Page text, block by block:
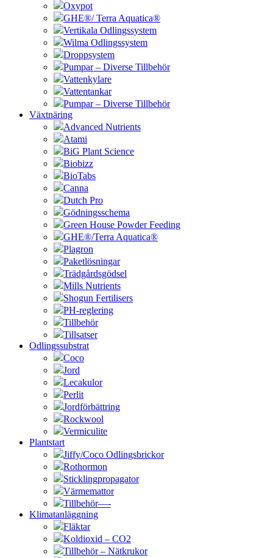
Oxypot
GHE®/ Terra Aquatica®
Vertikala Odlingssystem
Wilma Odlingssystem
Droppsystem
Pumpar – Diverse Tillbehör
Vattenkylare
Vattentankar
Pumpar – Diverse Tillbehör
Växtnäring
Advanced Nutrients
Atami
BiG Plant Science
Biobizz
BioTabs
Canna
Dutch Pro
Gödningsschema
Green House Powder Feeding
GHE®/Terra Aquatica®
Plagron
Paketlösningar
Trädgårdsgödsel
Mills Nutrients
Shogun Fertilisers
PH-reglering
Tillbehör
Tillsatser
Odlingssubstrat
Coco
Jord
Lecakulor
Perlit
Jordförbättring
Rockwool
Vermiculite
Plantstart
Jiffy/Coco Odlingsbrickor
Rothormon
Sticklingpropagator
Värmemattor
Tillbehör—-
Klimatanläggning
Fläktar
Koldioxid – CO2
Tillbehör – Nätkrukor